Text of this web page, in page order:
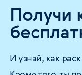
Получи
И узнай, как